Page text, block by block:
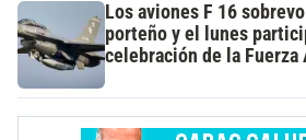
Los aviones F 16
porteño y el lunes
celebración de la Fuerza